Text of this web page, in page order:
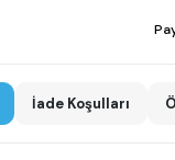
İade Koşulları